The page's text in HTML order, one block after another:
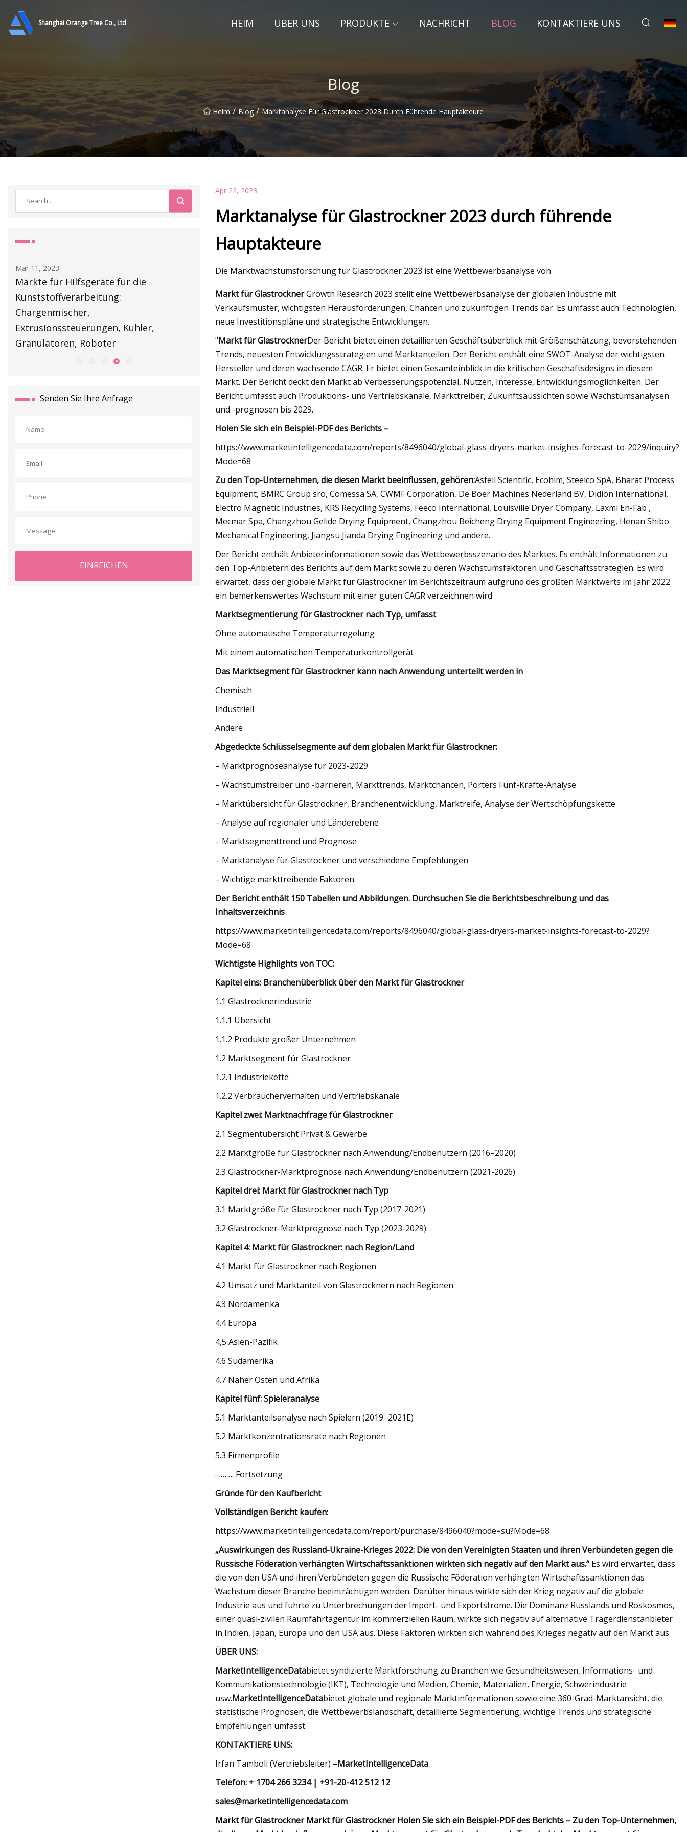
Shanghai Orange Tree Co., Ltd HEIM ÜBER UNS PRODUKTE NACHRICHT BLOG KONTAKTIERE UNS
Blog
Heim / Blog / Marktanalyse Für Glastrockner 2023 Durch Führende Hauptakteure
Mar 13, 2023
NJM bringt Dara Coolvacuum Freeze auf
den Markt
Mar 05, 2023
Getreidetrocknung zu senken
Senden Sie Ihre Anfrage
EINREICHEN
Apr 22, 2023
Marktanalyse für Glastrockner 2023 durch führende
Hauptakteure
Die Marktwachstumsforschung für Glastrockner 2023 ist eine Wettbewerbsanalyse von
Markt für GlastrocknerGrowth Research 2023 stellt eine Wettbewerbsanalyse der globalen Industrie mit
Verkaufsmuster, wichtigsten Herausforderungen, Chancen und zukünftigen Trends dar. Es umfasst auch Technologien,
neue Investitionspläne und strategische Entwicklungen.
"Markt für GlastrocknerDer Bericht bietet einen detaillierten Geschäftsüberblick mit Größenschätzung, bevorstehenden
Trends, neuesten Entwicklungsstrategien und Marktanteilen. Der Bericht enthält eine SWOT-Analyse der wichtigsten
Hersteller und deren wachsende CAGR. Er bietet einen Gesamteinblick in die kritischen Geschäftsdesigns in diesem
Markt. Der Bericht deckt den Markt ab Verbesserungspotenzial, Nutzen, Interesse, Entwicklungsmöglichkeiten. Der
Bericht umfasst auch Produktions- und Vertriebskanäle, Markttreiber, Zukunftsaussichten sowie Wachstumsanalysen
und -prognosen bis 2029.
Holen Sie sich ein Beispiel-PDF des Berichts –
https://www.marketintelligencedata.com/reports/8496040/global-glass-dryers-market-insights-forecast-to-2029/inquiry?
Mode=68
Zu den Top-Unternehmen, die diesen Markt beeinflussen, gehören:Astell Scientific, Ecohim, Steelco SpA, Bharat Process
Equipment, BMRC Group sro, Comessa SA, CWMF Corporation, De Boer Machines Nederland BV, Didion International,
Electro Magnetic Industries, KRS Recycling Systems, Feeco International, Louisville Dryer Company, Laxmi En-Fab ,
Mecmar Spa, Changzhou Gelide Drying Equipment, Changzhou Beicheng Drying Equipment Engineering, Henan Shibo
Mechanical Engineering, Jiangsu Jianda Drying Engineering und andere.
Der Bericht enthält Anbieterinformationen sowie das Wettbewerbsszenario des Marktes. Es enthält Informationen zu
den Top-Anbietern des Berichts auf dem Markt sowie zu deren Wachstumsfaktoren und Geschäftsstrategien. Es wird
erwartet, dass der globale Markt für Glastrockner im Berichtszeitraum aufgrund des größten Marktwerts im Jahr 2022
ein bemerkenswertes Wachstum mit einer guten CAGR verzeichnen wird.
Marktsegmentierung für Glastrockner nach Typ, umfasst
Ohne automatische Temperaturregelung
Mit einem automatischen Temperaturkontrollgerät
Das Marktsegment für Glastrockner kann nach Anwendung unterteilt werden in
Chemisch
Industriell
Andere
Abgedeckte Schlüsselsegmente auf dem globalen Markt für Glastrockner:
– Marktprognoseanalyse für 2023-2029
– Wachstumstreiber und -barrieren, Markttrends, Marktchancen, Porters Fünf-Kräfte-Analyse
– Marktübersicht für Glastrockner, Branchenentwicklung, Marktreife, Analyse der Wertschöpfungskette
– Analyse auf regionaler und Länderebene
– Marktsegmenttrend und Prognose
– Marktanalyse für Glastrockner und verschiedene Empfehlungen
– Wichtige markttreibende Faktoren.
Der Bericht enthält 150 Tabellen und Abbildungen. Durchsuchen Sie die Berichtsbeschreibung und das
Inhaltsverzeichnis
https://www.marketintelligencedata.com/reports/8496040/global-glass-dryers-market-insights-forecast-to-2029?
Mode=68
Wichtigste Highlights von TOC:
Kapitel eins: Branchenüberblick über den Markt für Glastrockner
1.1 Glastrocknerindustrie
1.1.1 Übersicht
1.1.2 Produkte großer Unternehmen
1.2 Marktsegment für Glastrockner
1.2.1 Industriekette
1.2.2 Verbraucherverhalten und Vertriebskanäle
Kapitel zwei: Marktnachfrage für Glastrockner
2.1 Segmentübersicht Privat & Gewerbe
2.2 Marktgröße für Glastrockner nach Anwendung/Endbenutzern (2016–2020)
2.3 Glastrockner-Marktprognose nach Anwendung/Endbenutzern (2021-2026)
Kapitel drei: Markt für Glastrockner nach Typ
3.1 Marktgröße für Glastrockner nach Typ (2017-2021)
3.2 Glastrockner-Marktprognose nach Typ (2023-2029)
Kapitel 4: Markt für Glastrockner: nach Region/Land
4.1 Markt für Glastrockner nach Regionen
4.2 Umsatz und Marktanteil von Glastrocknern nach Regionen
4.3 Nordamerika
4.4 Europa
4,5 Asien-Pazifik
4.6 Südamerika
4.7 Naher Osten und Afrika
Kapitel fünf: Spieleranalyse
5.1 Marktanteilsanalyse nach Spielern (2019–2021E)
5.2 Marktkonzentrationsrate nach Regionen
5.3 Firmenprofile
………. Fortsetzung
Gründe für den Kaufbericht
Vollständigen Bericht kaufen:
https://www.marketintelligencedata.com/report/purchase/8496040?mode=su?Mode=68
„Auswirkungen des Russland-Ukraine-Krieges 2022: Die von den Vereinigten Staaten und ihren Verbündeten gegen die
Russische Föderation verhängten Wirtschaftssanktionen wirkten sich negativ auf den Markt aus.“ Es wird erwartet, dass
die von den USA und ihren Verbündeten gegen die Russische Föderation verhängten Wirtschaftssanktionen das
Wachstum dieser Branche beeinträchtigen werden. Darüber hinaus wirkte sich der Krieg negativ auf die globale
Industrie aus und führte zu Unterbrechungen der Import- und Exportströme. Die Dominanz Russlands und Roskosmos,
einer quasi-zivilen Raumfahrtagentur im kommerziellen Raum, wirkte sich negativ auf alternative Trägerdienstanbieter
in Indien, Japan, Europa und den USA aus. Diese Faktoren wirkten sich während des Krieges negativ auf den Markt aus.
ÜBER UNS:
MarketIntelligenceDatabietet syndizierte Marktforschung zu Branchen wie Gesundheitswesen, Informations- und
Kommunikationstechnologie (IKT), Technologie und Medien, Chemie, Materialien, Energie, Schwerindustrie
usw.MarketIntelligenceDatabietet globale und regionale Marktinformationen sowie eine 360-Grad-Marktansicht, die
statistische Prognosen, die Wettbewerbslandschaft, detaillierte Segmentierung, wichtige Trends und strategische
Empfehlungen umfasst.
KONTAKTIERE UNS:
Irfan Tamboli (Vertriebsleiter) –MarketIntelligenceData
Telefon: + 1704 266 3234 | +91-20-412 512 12
sales@marketintelligencedata.com
Markt für Glastrockner Markt für Glastrockner Holen Sie sich ein Beispiel-PDF des Berichts – Zu den Top-Unternehmen,